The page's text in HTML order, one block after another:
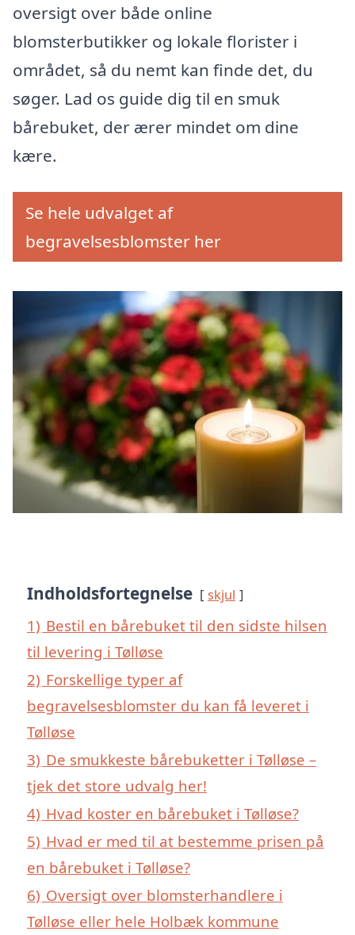
oversigt over både online
blomsterbutikker og lokale florister i
området, så du nemt kan finde det, du
søger. Lad os guide dig til en smuk
bårebuket, der ærer mindet om dine
kære.
Se hele udvalget af
begravelsesblomster her
Indholdsfortegnelse skjul
1) Bestil en bårebuket til den sidste hilsen
til levering i Tølløse
2) Forskellige typer af
begravelsesblomster du kan få leveret i
Tølløse
3) De smukkeste bårebuketter i Tølløse –
tjek det store udvalg her!
4) Hvad koster en bårebuket i Tølløse?
5) Hvad er med til at bestemme prisen på
en bårebuket i Tølløse?
6) Oversigt over blomsterhandlere i
Tølløse eller hele Holbæk kommune